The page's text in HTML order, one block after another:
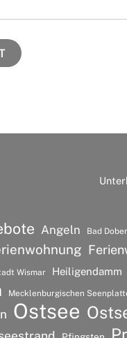
Angeln Bad
Wismar Heiligendamm
Mecklenburgischen
Ostsee